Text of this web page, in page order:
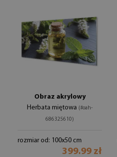
Obraz akrylowy
Herbata miętowa (#oah-
686325610)
rozmiar od: 100x50 cm
399.99 zł